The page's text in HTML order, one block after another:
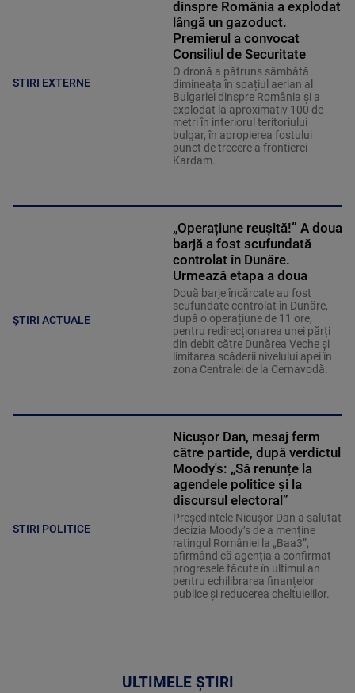
STIRI EXTERNE
dinspre România a explodat
lângă un gazoduct.
Premierul a convocat
Consiliul de Securitate
O dronă a pătruns sâmbătă
dimineața în spațiul aerian al
Bulgariei dinspre România și a
explodat la aproximativ 100 de
metri în interiorul teritoriului
bulgar, în apropierea fostului
punct de trecere a frontierei
Kardam.
ȘTIRI ACTUALE
„Operațiune reușită!” A doua
barjă a fost scufundată
controlat în Dunăre.
Urmează etapa a doua
Două barje încărcate au fost
scufundate controlat în Dunăre,
după o operațiune de 11 ore,
pentru redirecționarea unei părți
din debit către Dunărea Veche și
limitarea scăderii nivelului apei în
zona Centralei de la Cernavodă.
STIRI POLITICE
Nicușor Dan, mesaj ferm
către partide, după verdictul
Moody's: „Să renunțe la
agendele politice şi la
discursul electoral”
Președintele Nicușor Dan a salutat
decizia Moody’s de a menține
ratingul României la „Baa3”,
afirmând că agenția a confirmat
progresele făcute în ultimul an
pentru echilibrarea finanțelor
publice și reducerea cheltuielilor.
ULTIMELE ȘTIRI